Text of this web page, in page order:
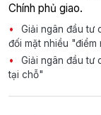
Chính phủ giao.
Giải ngân đầu tư
đối mặt nhiều "điểm
Giải ngân đầu tư
tại chỗ"